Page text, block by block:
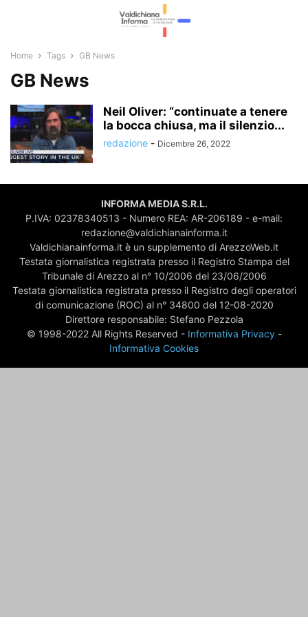
Home Tags GB News
GB News
Neil Oliver: “continuate a tenere
la bocca chiusa, ma il silenzio...
redazione - Dicembre 26, 2022
INFORMA MEDIA S.R.L.
P.IVA: 02378340513 - Numero REA: AR-206189 - e-mail:
redazione@valdichianainforma.it
Valdichianainforma.it è un supplemento di ArezzoWeb.it
Testata giornalistica registrata presso il Registro Stampa del
Tribunale di Arezzo al n° 10/2006 del 23/06/2006
Testata giornalistica registrata presso il Registro degli operatori
di comunicazione (ROC) al n° 34800 del 12-08-2020
Direttore responsabile: Stefano Pezzola
© 1998-2022 All Rights Reserved - Informativa Privacy-
Informativa Cookies